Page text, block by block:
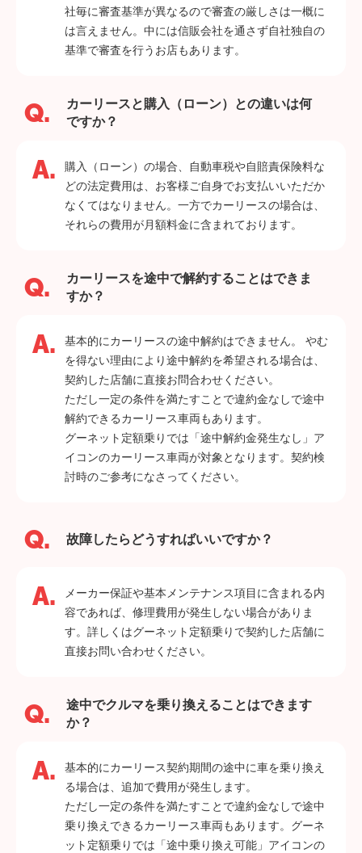
社毎に審査基準が異なるので審査の厳しさは一概に
は言えません。中には信販会社を通さず自社独自の
基準で審査を行うお店もあります。
カーリースと購入（ローン）との違いは何
ですか？
購入（ローン）の場合、自動車税や自賠責保険料な
どの法定費用は、お客様ご自身でお支払いいただか
なくてはなりません。一方でカーリースの場合は、
それらの費用が月額料金に含まれております。
カーリースを途中で解約することはできま
すか？
基本的にカーリースの途中解約はできません。 やむ
を得ない理由により途中解約を希望される場合は、
契約した店舗に直接お問合わせください。
ただし一定の条件を満たすことで違約金なしで途中
解約できるカーリース車両もあります。
グーネット定額乗りでは「途中解約金発生なし」ア
イコンのカーリース車両が対象となります。契約検
討時のご参考になさってください。
故障したらどうすればいいですか？
メーカー保証や基本メンテナンス項目に含まれる内
容であれば、修理費用が発生しない場合がありま
す。詳しくはグーネット定額乗りで契約した店舗に
直接お問い合わせください。
途中でクルマを乗り換えることはできます
か？
基本的にカーリース契約期間の途中に車を乗り換え
る場合は、追加で費用が発生します。
ただし一定の条件を満たすことで違約金なしで途中
乗り換えできるカーリース車両もあります。グーネ
ット定額乗りでは「途中乗り換え可能」アイコンの